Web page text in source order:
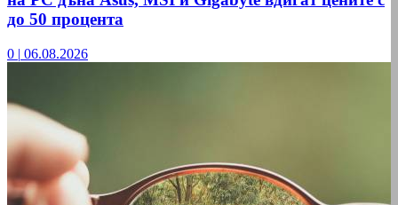
до 50 процента
0 | 06.08.2026